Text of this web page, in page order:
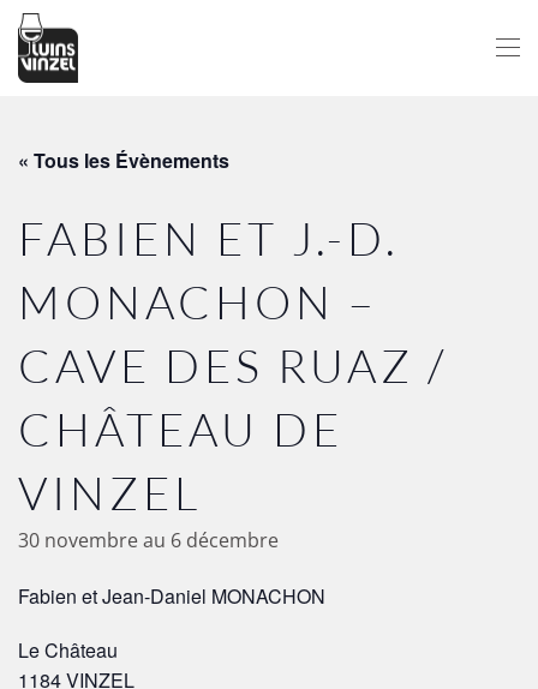
Passer au contenu principal
« Tous les Évènements
FABIEN ET J.-D.
MONACHON –
CAVE DES RUAZ /
CHÂTEAU DE
VINZEL
30 novembreau 6 décembre
Fabien et Jean-Daniel MONACHON
Le Château
1184 VINZEL